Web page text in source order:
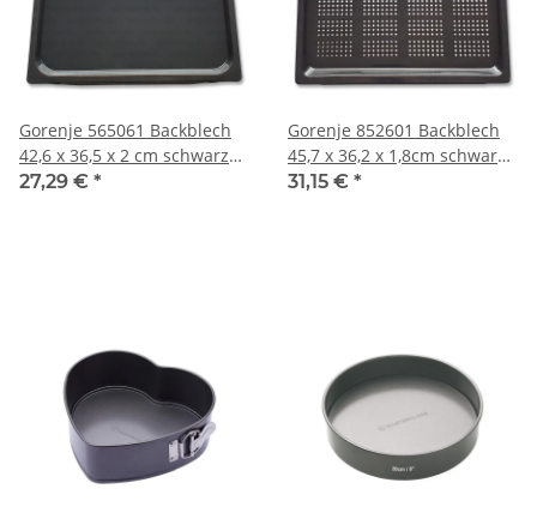
Gorenje 565061 Backblech
42,6 x 36,5 x 2 cm schwarz
für Backofen
27,29 € *
Gorenje 852601 Backblech
45,7 x 36,2 x 1,8cm schwarz,
gelocht für Backofen
31,15 € *